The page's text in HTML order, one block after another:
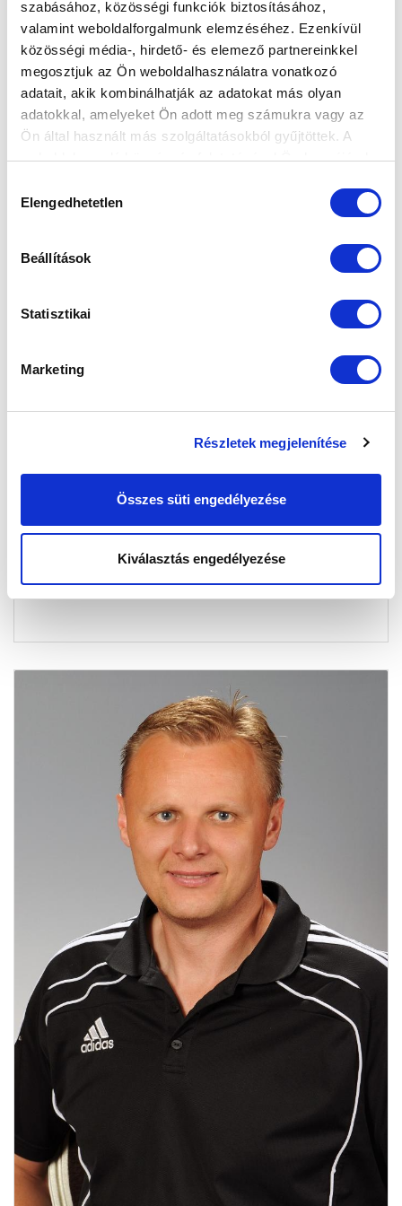
szabásához, közösségi funkciók biztosításához,
valamint weboldalforgalmunk elemzéséhez. Ezenkívül
közösségi média-, hirdető- és elemező partnereinkkel
megosztjuk az Ön weboldalhasználatra vonatkozó
adatait, akik kombinálhatják az adatokat más olyan
adatokkal, amelyeket Ön adott meg számukra vagy az
Ön által használt más szolgáltatásokból gyűjtöttek. A
weboldalon való böngészés folytatásával Ön hozzájárul a
kiválasztása
Elengedhetetlen
Beállítások
Statisztikai
Marketing
Részletek megjelenítése
Összes süti engedélyezése
Kiválasztás engedélyezése
A döntő a tét az MTK Budapest számára a harmadik
számú magyar sorozatban. A Debrecen az ország
egyik legjobb csapata, es...